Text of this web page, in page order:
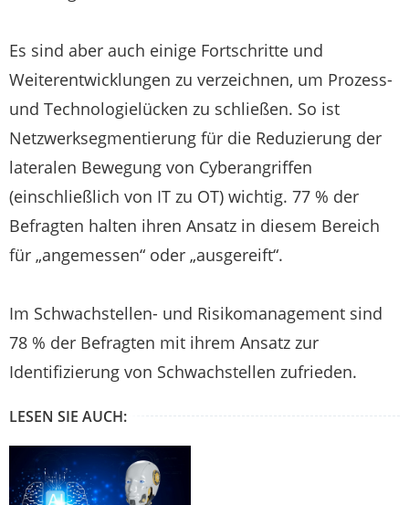
Es sind aber auch einige Fortschritte und
Weiterentwicklungen zu verzeichnen, um Prozess-
und Technologielücken zu schließen. So ist
Netzwerksegmentierung für die Reduzierung der
lateralen Bewegung von Cyberangriffen
(einschließlich von IT zu OT) wichtig. 77 % der
Befragten halten ihren Ansatz in diesem Bereich
für „angemessen“ oder „ausgereift“.
Im Schwachstellen- und Risikomanagement sind
78 % der Befragten mit ihrem Ansatz zur
Identifizierung von Schwachstellen zufrieden.
LESEN SIE AUCH: